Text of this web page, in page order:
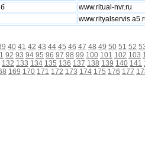
www.ritual-nvr.ru
40 41 42 43 44 45 46 47 48 49 50 51 52
92 93 94 95 96 97 98 99 100 101 102 103
132 133 134 135 136 137 138 139 140 141
169 170 171 172 173 174 175 176 177